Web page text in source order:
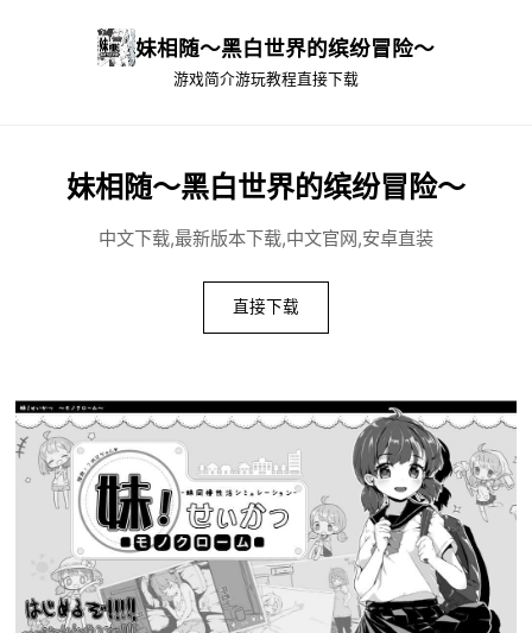
妹相随～黑白世界的缤纷冒险～
游戏简介游玩教程直接下载
妹相随～黑白世界的缤纷冒险～
中文下载,最新版本下载,中文官网,安卓直装
直接下载